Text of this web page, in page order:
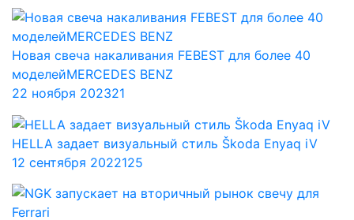
Новая свеча накаливания FEBEST для более 40
моделейMERCEDES BENZ
22 ноября 202321
HELLA задает визуальный стиль Škoda Enyaq iV
12 сентября 2022125